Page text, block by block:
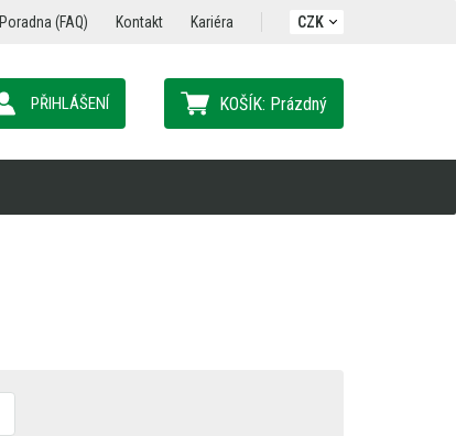
Poradna (FAQ) Kontakt Kariéra CZK
KOŠÍK: Prázdný
PŘIHLÁŠENÍ